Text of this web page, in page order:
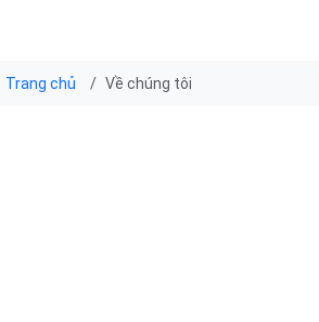
Trang chủ Về chúng tôi